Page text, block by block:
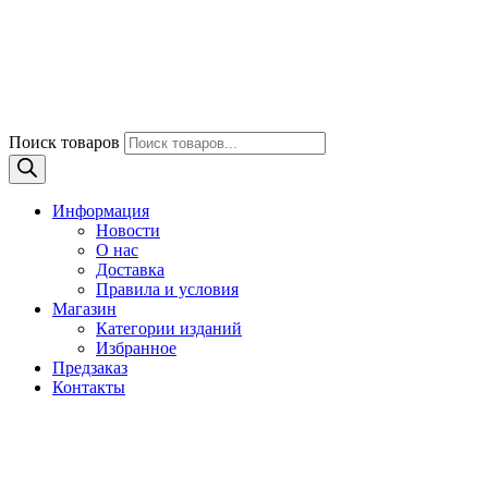
Поиск товаров
Информация
Новости
О нас
Доставка
Правила и условия
Магазин
Категории изданий
Избранное
Предзаказ
Контакты